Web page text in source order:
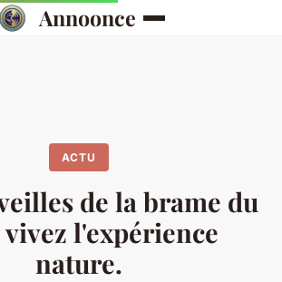
Annoonce
ACTU
de la brame du
l'expérience
nature.